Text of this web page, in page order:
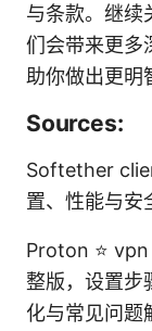
与条款。继
们会带来更多
助你做出更明
Sources:
Softether
置、性能与安
Proton ⭐
整版，设置步
化与常见问题